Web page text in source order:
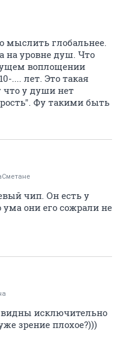
глобальнее.
на уровне душ. Что
воплощении
.... лет. Это такая
у души нет
Фу такими быть
чип. Он есть у
ума они его сожрали не
исключительно
зрение плохое?)))